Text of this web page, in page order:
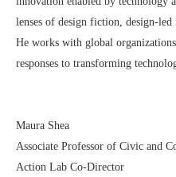
lenses of design fiction, design-
He works with global
responses to transforming
Maura Shea
Associate Professor of Civic and
Action Lab Co-Director